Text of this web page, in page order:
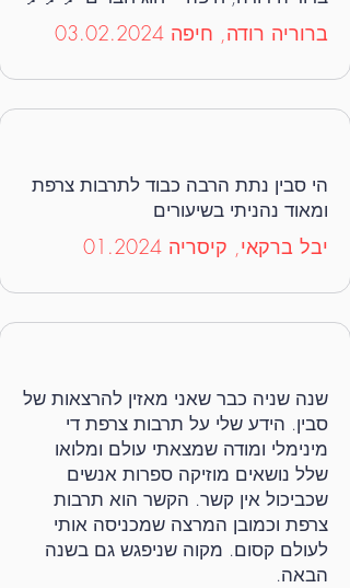
ברוריה רודה, חיפה 03.02.2024
הי סבין נתת הרבה כבוד לתרבות צרפת
ומאוד נהניתי בשיעורים
יבל ברקאי, קיסריה 01.2024
שנה שניה כבר שאני מאזין להרצאות של
סבין. הידע שלי על תרבות צרפת די
מינימלי ומודה שמצאתי עולם ומלואו
שלל נושאים מוזיקה ספרות אנשים
שכביכול אין קשר. הקשר הוא תרבות
צרפת וכמובן המרצה שמכניסה אותי
לעולם קסום. מקוה שניפגש גם בשנה
הבאה.